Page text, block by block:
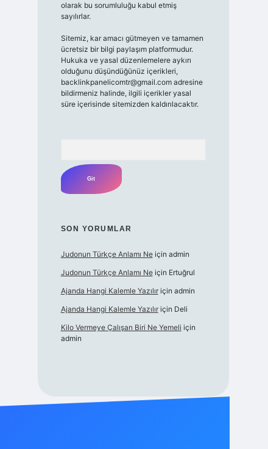
olarak bu sorumluluğu kabul etmiş
sayılırlar.
Sitemiz, kar amacı gütmeyen ve tamamen
ücretsiz bir bilgi paylaşım platformudur.
Hukuka ve yasal düzenlemelere aykırı
olduğunu düşündüğünüz içerikleri,
backlinkpanelicomtr@gmail.comadresine
bildirmeniz halinde, ilgili içerikler yasal
süre içerisinde sitemizden kaldırılacaktır.
SON YORUMLAR
Judonun Türkçe Anlamı Neiçin admin
Judonun Türkçe Anlamı Neiçin Ertuğrul
Ajanda Hangi Kalemle Yazılıriçin admin
Ajanda Hangi Kalemle Yazılıriçin Deli
Kilo Vermeye Çalışan Biri Ne Yemeli için
admin